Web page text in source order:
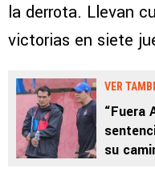
la derrota. Llevan
victorias en siete
VER
“Fuera
su